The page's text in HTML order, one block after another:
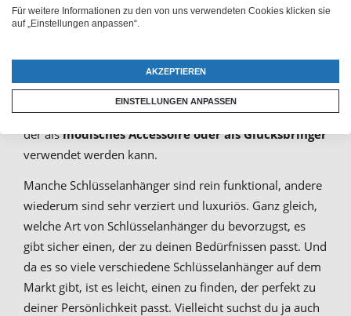
aus Metall oder Kunststoff, der an einem Schlüsselring
befestigt wird. Schlüsselanhänger werden verwendet,
auch, um den Schlüsselbund zu dekorieren oder zu
personalisieren. Viele Schlüsselanhänger enthalten auch
einen kleinen Charm oder einen zusätzlichen Anhänger,
der alsmodisches Accessoire oder als Glücksbringer
verwendet werden kann.
Manche Schlüsselanhänger sind rein funktional, andere
wiederum sind sehr verziert und luxuriös. Ganz gleich,
welche Art von Schlüsselanhänger du bevorzugst, es
gibt sicher einen, der zu deinen Bedürfnissen passt. Und
da es so viele verschiedene Schlüsselanhänger auf dem
Markt gibt, ist es leicht, einen zu finden, der perfekt zu
deiner Persönlichkeit passt. Vielleicht suchst du ja auch
Für weitere Informationen zu den von uns verwendeten Cookies klicken sie
auf „Einstellungen anpassen“.
AKZEPTIEREN
EINSTELLUNGEN ANPASSEN